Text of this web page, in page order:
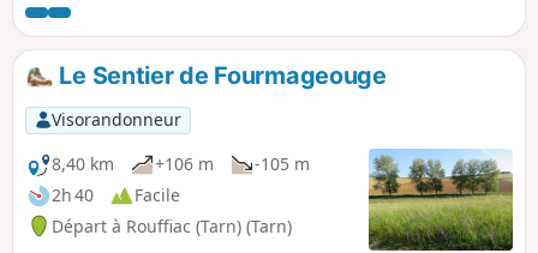
corps et l'esprit. Ce sentier offre un
paysage typique des collines tarnaises,
avec vieilles croix, fermes éparpillées le
long du chemin et beaux pigeonniers.
Le Sentier de Fourmageouge
Visorandonneur
8,40 km
+106 m
-105 m
2h 40
Facile
Départ à Rouffiac (Tarn) (Tarn)